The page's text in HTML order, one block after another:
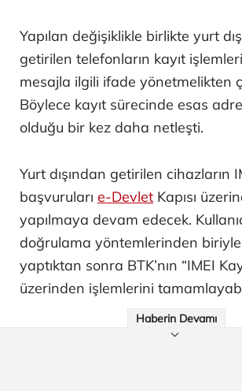
Yapılan değişiklikle birlikte yurt
getirilen telefonların kayıt
mesajla ilgili ifade yönetmelikten
Böylece kayıt sürecinde esas
olduğu bir kez daha netleşti.
Yurt dışından getirilen cihazların
başvuruları e-Devlet Kapısı
yapılmaya devam edecek.
doğrulama yöntemlerinden
yaptıktan sonra BTK’nın “IMEI
üzerinden işlemlerini
Haberin Devamı